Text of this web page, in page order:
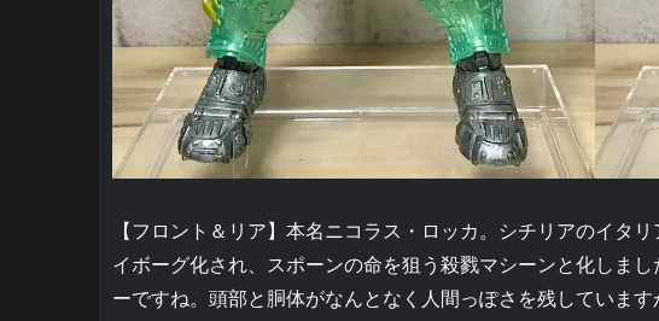
【フロント＆リア】本名ニコラス・ロッカ。シチリアのイタ
イボーグ化され、スポーンの命を狙う殺戮マシーンと化しま
ーですね。頭部と胴体がなんとなく人間っぽさを残していま